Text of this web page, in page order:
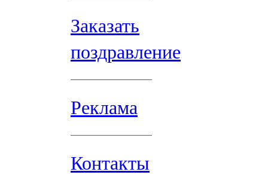
Заказать
поздравление
Реклама
Контакты